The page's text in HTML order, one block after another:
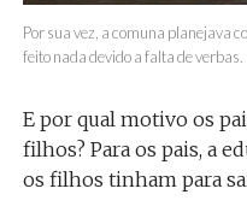
Por sua vez, a comuna planejava
feito nada devido a falta de verbas.
E por qual motivo os
filhos? Para os pais, a
os filhos tinham para